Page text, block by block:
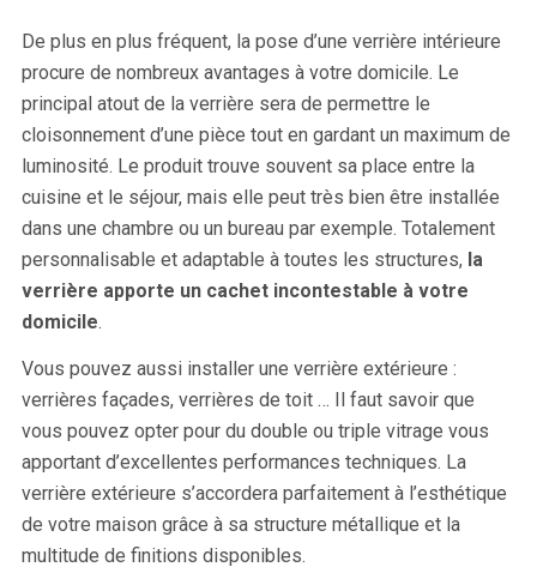
De plus en plus fréquent, la pose d’une verrière intérieure
procure de nombreux avantages à votre domicile. Le
principal atout de la verrière sera de permettre le
cloisonnement d’une pièce tout en gardant un maximum de
luminosité. Le produit trouve souvent sa place entre la
cuisine et le séjour, mais elle peut très bien être installée
dans une chambre ou un bureau par exemple. Totalement
personnalisable et adaptable à toutes les structures,la
verrière apporte un cachet incontestable à votre
domicile.
Vous pouvez aussi installer une verrière extérieure :
verrières façades, verrières de toit … Il faut savoir que
vous pouvez opter pour du double ou triple vitrage vous
apportant d’excellentes performances techniques. La
verrière extérieure s’accordera parfaitement à l’esthétique
de votre maison grâce à sa structure métallique et la
multitude de finitions disponibles.